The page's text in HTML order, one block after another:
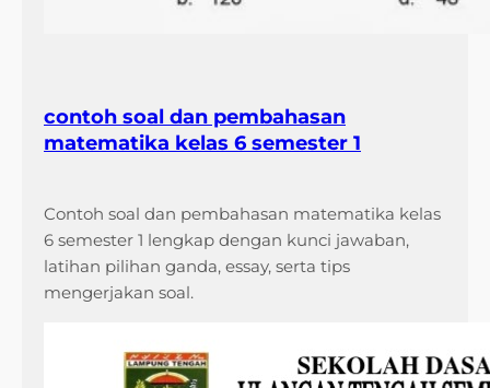
contoh soal dan pembahasan
matematika kelas 6 semester 1
Contoh soal dan pembahasan matematika kelas
6 semester 1 lengkap dengan kunci jawaban,
latihan pilihan ganda, essay, serta tips
mengerjakan soal.